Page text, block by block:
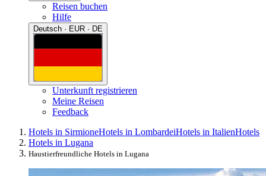
Reisen buchen
Hilfe
Deutsch · EUR · DE
Unterkunft registrieren
Meine Reisen
Feedback
Hotels in SirmioneHotels in LombardeiHotels in ItalienHotels
Hotels in Lugana
Haustierfreundliche Hotels in Lugana